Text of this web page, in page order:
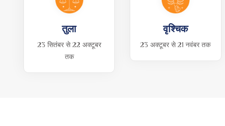
तुला
23 सितंबर से 22 अक्टूबर
तक
वृश्चिक
23 अक्टूबर से 21 नवंबर तक